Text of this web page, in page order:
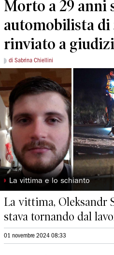
Morto a 29 anni
automobilista di
rinviato a
di Sabrina Chiellini
◗ La vittima e lo schianto
La vittima, Oleksandr
stava tornando dal
01 novembre 2024 08:33